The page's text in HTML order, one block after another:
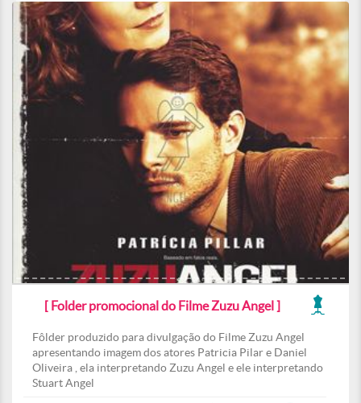
[ Folder promocional do Filme Zuzu Angel ]
Fôlder produzido para divulgação do Filme Zuzu Angel
apresentando imagem dos atores Patricia Pilar e Daniel
Oliveira , ela interpretando Zuzu Angel e ele interpretando
Stuart Angel